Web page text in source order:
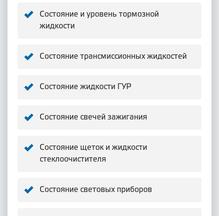
Состояние и уровень тормозной
жидкости
Состояние трансмиссионных жидкостей
Состояние жидкости ГУР
Состояние свечей зажигания
Состояние щеток и жидкости
стеклоочистителя
Состояние световых приборов